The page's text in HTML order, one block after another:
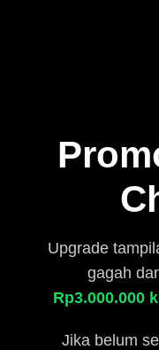
Upgrade
gagah
Rp3.000.000
Jika belum